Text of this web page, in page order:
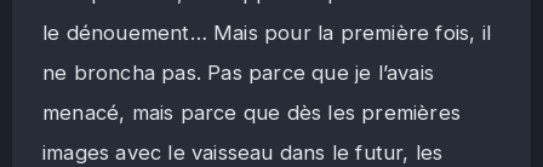
le dénouement… Mais pour la première fois, il
ne broncha pas. Pas parce que je l’avais
menacé, mais parce que dès les premières
images avec le vaisseau dans le futur, les